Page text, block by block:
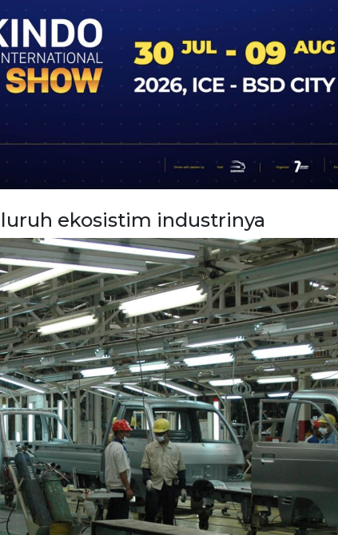
ekosistim industrinya